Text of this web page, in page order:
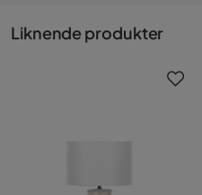
Liknende produkter